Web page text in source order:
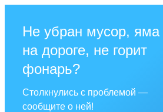
Не убран мусор, яма
на дороге, не горит
фонарь?
Столкнулись с проблемой —
сообщите о ней!